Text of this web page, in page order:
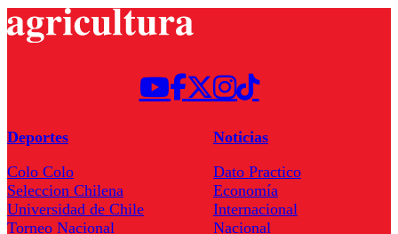
Deportes
Colo Colo
Seleccion Chilena
Universidad de Chile
Torneo Nacional
Noticias
Dato Practico
Economía
Internacional
Nacional